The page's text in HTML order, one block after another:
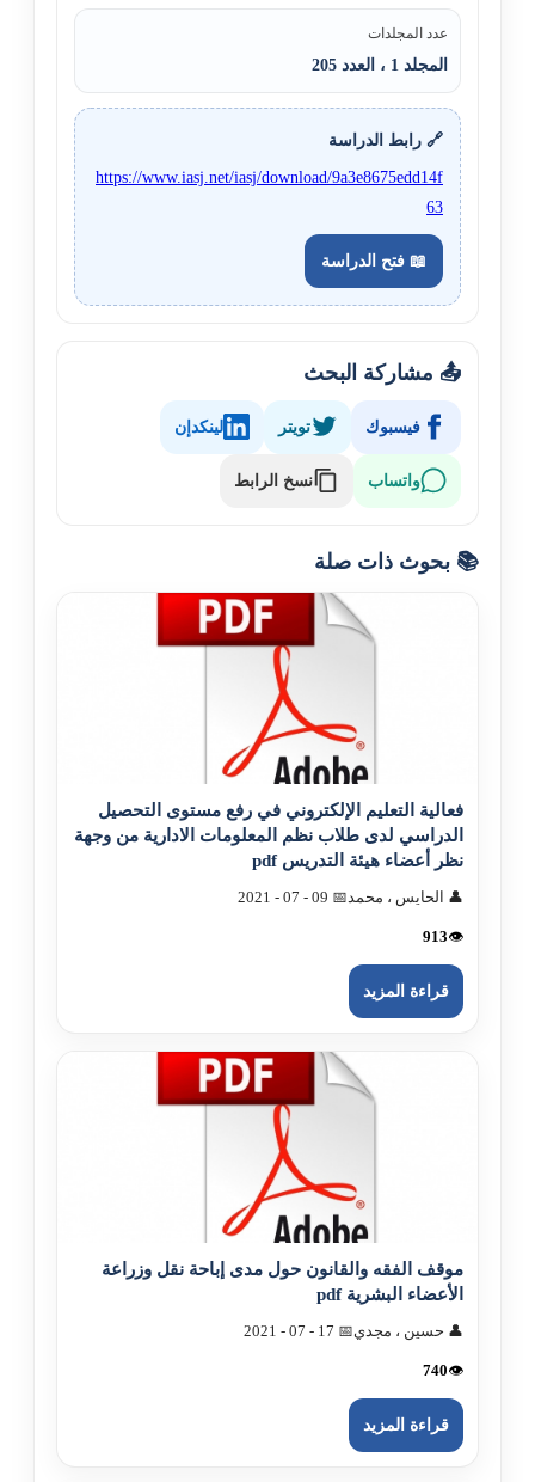
عدد المجلدات
المجلد 1 ، العدد 205
🔗 رابط الدراسة
https://www.iasj.net/iasj/download/9a3e8675edd14f
63
📖 فتح الدراسة
📤 مشاركة البحث
فيسبوك تويتر لينكدإن
واتساب نسخ الرابط
📚 بحوث ذات صلة
فعالية التعليم الإلکتروني في رفع مستوى التحصيل
الدراسي لدى طلاب نظم المعلومات الادارية من وجهة
نظر أعضاء هيئة التدريس pdf
👤 الحايس ، محمد 📅 09 - 07 - 2021
👁️
913
قراءة المزيد
موقف الفقه والقانون حول مدى إباحة نقل وزراعة
الأعضاء البشرية pdf
👤 حسين ، مجدي📅 17 - 07 - 2021
👁️
740
قراءة المزيد